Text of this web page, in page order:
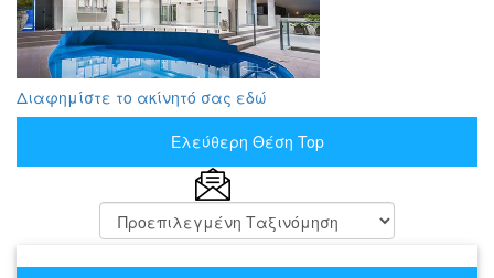
Διαφημίστε το ακίνητό σας εδώ
Ελεύθερη Θέση Top